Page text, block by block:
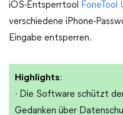
iOS-Entsperrtool
FoneTool
verschiedene iPhone-
Eingabe entsperren.
Highlights:
· Die Software schützt
Gedanken über